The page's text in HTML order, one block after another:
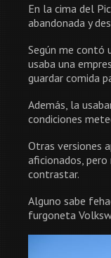
En la cima del
abandonada y
Según me contó
usaba una
guardar comida
Además, la
condiciones
Otras versiones
aficionados,
contrastar.
Alguno sabe
furgoneta